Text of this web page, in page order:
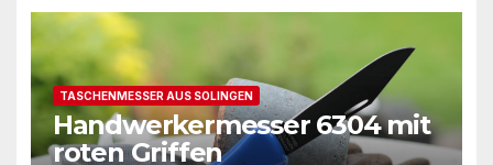
TASCHENMESSER AUS SOLINGEN
Handwerkermesser 6304 mit
roten Griffen